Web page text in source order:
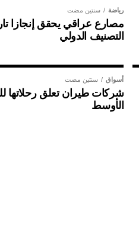
رياضة سنتين مضت
مصارع عراقي يحقق إنجازا
التصنيف الدولي
أسواق سنتين مضت
شركات طيران تعلق رحلاتها
الأوسط